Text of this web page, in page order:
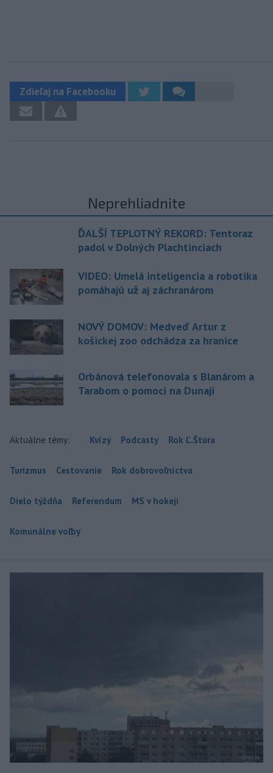
Zdieľaj na Facebooku
Neprehliadnite
ĎALŠÍ TEPLOTNÝ REKORD: Tentoraz
padol v Dolných Plachtinciach
VIDEO: Umelá inteligencia a robotika
pomáhajú už aj záchranárom
NOVÝ DOMOV: Medveď Artur z
košickej zoo odchádza za hranice
Orbánová telefonovala s Blanárom a
Tarabom o pomoci na Dunaji
Aktuálne témy: Kvízy Podcasty Rok Ľ.Štúra
Turizmus Cestovanie Rok dobrovoľníctva
Dielo týždňa Referendum MS v hokeji
Komunálne voľby